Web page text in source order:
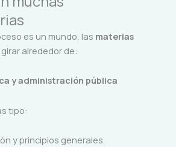
es un mundo, las materias
alrededor de:
y administración pública
tipo:
y principios generales.